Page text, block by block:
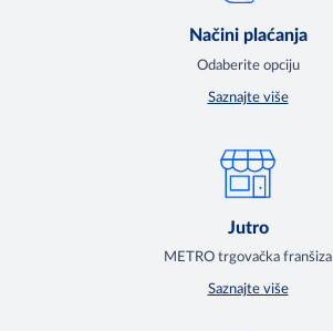
Načini plaćanja
Odaberite opciju
Saznajte više
Jutro
METRO trgovačka franšiza
Saznajte više